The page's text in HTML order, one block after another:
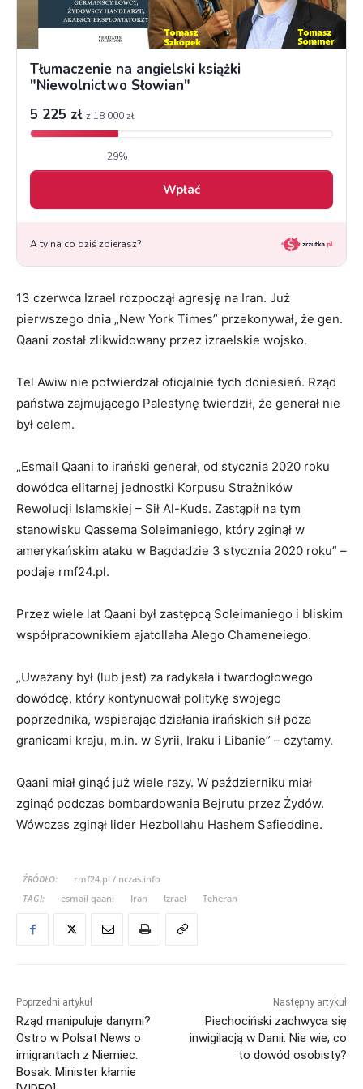
13 czerwca Izrael rozpoczął agresję na Iran. Już
pierwszego dnia „New York Times” przekonywał, że gen.
Qaani został zlikwidowany przez izraelskie wojsko.
Tel Awiw nie potwierdzał oficjalnie tych doniesień. Rząd
państwa zajmującego Palestynę twierdził, że generał nie
był celem.
„Esmail Qaani to irański generał, od stycznia 2020 roku
dowódca elitarnej jednostki Korpusu Strażników
Rewolucji Islamskiej – Sił Al-Kuds. Zastąpił na tym
stanowisku Qassema Soleimaniego, który zginął w
amerykańskim ataku w Bagdadzie 3 stycznia 2020 roku” –
podaje rmf24.pl.
Przez wiele lat Qaani był zastępcą Soleimaniego i bliskim
współpracownikiem ajatollaha Alego Chameneiego.
„Uważany był (lub jest) za radykała i twardogłowego
dowódcę, który kontynuował politykę swojego
poprzednika, wspierając działania irańskich sił poza
granicami kraju, m.in. w Syrii, Iraku i Libanie” – czytamy.
Qaani miał ginąć już wiele razy. W październiku miał
zginąć podczas bombardowania Bejrutu przez Żydów.
Wówczas zginął lider Hezbollahu Hashem Safieddine.
ŹRÓDŁO:
rmf24.pl / nczas.info
TAGI:
esmail qaani Iran Izrael Teheran
Poprzedni artykuł
Rząd manipuluje danymi?
Ostro w Polsat News o
imigrantach z Niemiec.
Bosak: Minister kłamie
Następny artykuł
Piechociński zachwyca się
inwigilacją w Danii. Nie wie, co
to dowód osobisty?